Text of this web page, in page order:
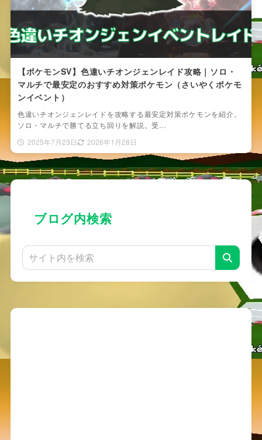
【ポケモンSV】色違いチオンジェンレイド攻略｜ソロ・
マルチで最安定のおすすめ対策ポケモン（さいやくポケモ
ンイベント）
色違いチオンジェンレイドを攻略する最安定対策ポケモンを紹介。
ソロ・マルチで勝てる立ち回りを解説。受…
2025年7月23日
2026年1月28日
ブログ内検索